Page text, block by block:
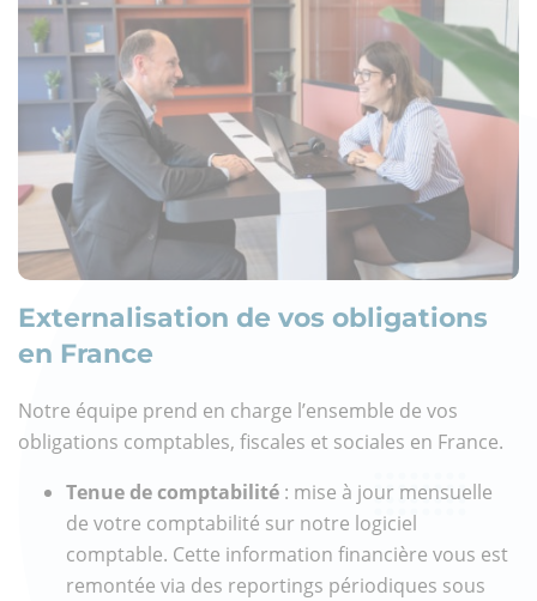
Externalisation de vos obligations
en France
Notre équipe prend en charge l’ensemble de vos
obligations comptables, fiscales et sociales en France.
Tenue de comptabilité : mise à jour mensuelle
de votre comptabilité sur notre logiciel
comptable. Cette information financière vous est
remontée via des reportings périodiques sous